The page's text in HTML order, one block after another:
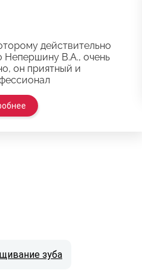
действительно
Непершину В.А., очень
он приятный и
зуба